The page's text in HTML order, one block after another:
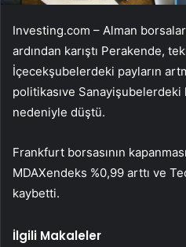
Investing.com – Alman
ardından karıştı Perakende,
İçecekşubelerdeki payların
politikasıve Sanayişubelerdeki
nedeniyle düştü.
Frankfurt borsasının
MDAXendeks %0,99 arttı ve
kaybetti.
İlgili Makaleler